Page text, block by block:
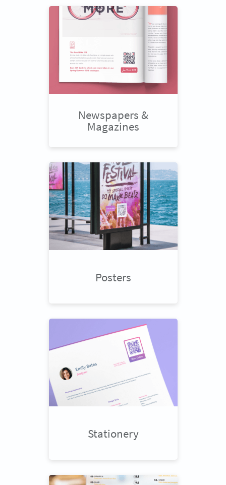
Newspapers &
Magazines
Posters
Stationery